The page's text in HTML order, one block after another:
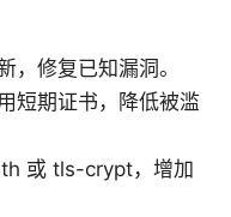
，修复已知漏洞。
短期证书，降低被滥
或 tls-crypt，增加